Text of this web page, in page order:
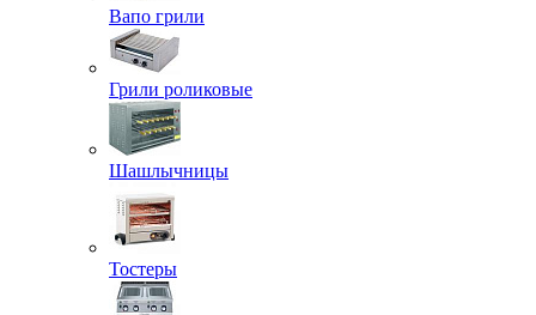
Вапо грили
Грили роликовые
Шашлычницы
Тостеры